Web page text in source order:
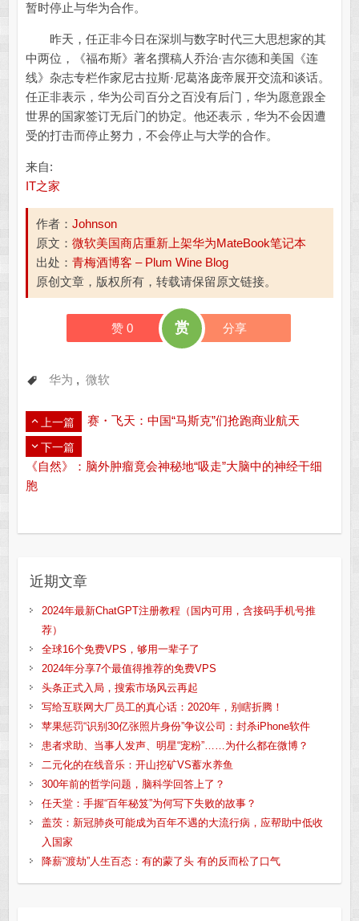
暂时停止与华为合作。
昨天，任正非今日在深圳与数字时代三大思想家的其
中两位，《福布斯》著名撰稿人乔治·吉尔德和美国《连
线》杂志专栏作家尼古拉斯·尼葛洛庞帝展开交流和谈话。
任正非表示，华为公司百分之百没有后门，华为愿意跟全
世界的国家签订无后门的协定。他还表示，华为不会因遭
受的打击而停止努力，不会停止与大学的合作。
来自:
IT之家
作者： Johnson
原文： 微软美国商店重新上架华为MateBook笔记本
出处： 青梅酒博客 – Plum Wine Blog
原创文章，版权所有，转载请保留原文链接。
赞 0 赏 分享
华为 , 微软
上一篇 赛・飞天：中国“马斯克”们抢跑商业航天
下一篇
《自然》：脑外肿瘤竟会神秘地“吸走”大脑中的神经干细
胞
近期文章
2024年最新ChatGPT注册教程（国内可用，含接码手机号推
荐）
全球16个免费VPS，够用一辈子了
2024年分享7个最值得推荐的免费VPS
头条正式入局，搜索市场风云再起
写给互联网大厂员工的真心话：2020年，别瞎折腾！
苹果惩罚“识别30亿张照片身份”争议公司：封杀iPhone软件
患者求助、当事人发声、明星“宠粉”……为什么都在微博？
二元化的在线音乐：开山挖矿VS蓄水养鱼
300年前的哲学问题，脑科学回答上了？
任天堂：手握“百年秘笈”为何写下失败的故事？
盖茨：新冠肺炎可能成为百年不遇的大流行病，应帮助中低收
入国家
降薪“渡劫”人生百态：有的蒙了头 有的反而松了口气